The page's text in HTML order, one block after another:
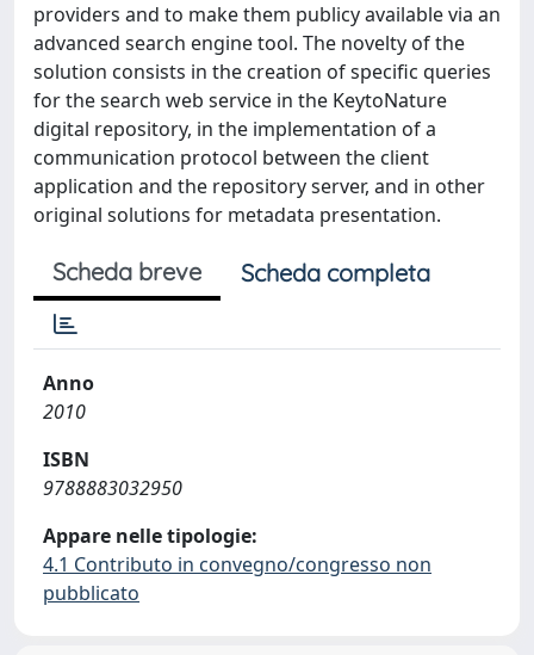
providers and to make them publicy available via an
advanced search engine tool. The novelty of the
solution consists in the creation of specific queries
for the search web service in the KeytoNature
digital repository, in the implementation of a
communication protocol between the client
application and the repository server, and in other
original solutions for metadata presentation.
Scheda breve Scheda completa
Anno
2010
ISBN
9788883032950
Appare nelle tipologie:
4.1 Contributo in convegno/congresso non
pubblicato